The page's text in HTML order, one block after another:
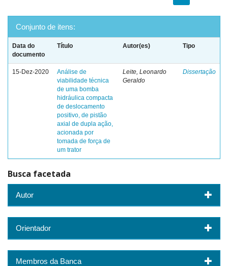
Conjunto de itens:
Data do
documento
Título Autor(es) Tipo
15-Dez-2020
Análise de
viabilidade técnica
de uma bomba
hidráulica compacta
de deslocamento
positivo, de pistão
axial de dupla ação,
acionada por
tomada de força de
um trator
Leite, Leonardo
Geraldo
Dissertação
Busca facetada
Autor
Orientador
Membros da Banca